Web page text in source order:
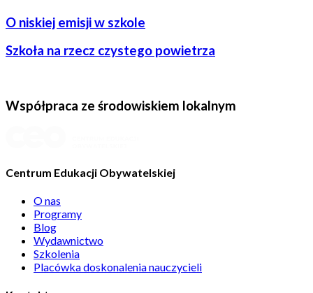
O niskiej emisji w szkole
Szkoła na rzecz czystego powietrza
Współpraca ze środowiskiem lokalnym
Centrum Edukacji Obywatelskiej
O nas
Programy
Blog
Wydawnictwo
Szkolenia
Placówka doskonalenia nauczycieli